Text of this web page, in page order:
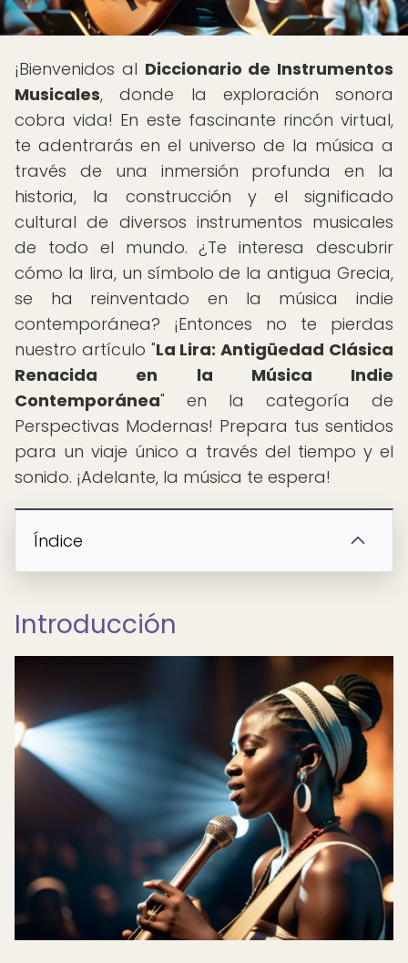
¡Bienvenidos al Diccionario de Instrumentos
Musicales, donde la exploración sonora
cobra vida! En este fascinante rincón virtual,
te adentrarás en el universo de la música a
través de una inmersión profunda en la
historia, la construcción y el significado
cultural de diversos instrumentos musicales
de todo el mundo. ¿Te interesa descubrir
cómo la lira, un símbolo de la antigua Grecia,
se ha reinventado en la música indie
contemporánea? ¡Entonces no te pierdas
nuestro artículo "La Lira: Antigüedad Clásica
Renacida en la Música Indie
Contemporánea" en la categoría de
Perspectivas Modernas! Prepara tus sentidos
para un viaje único a través del tiempo y el
sonido. ¡Adelante, la música te espera!
Índice
Introducción